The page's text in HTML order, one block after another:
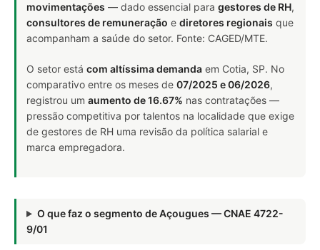
movimentações — dado essencial para gestores de RH,
consultores de remuneração e diretores regionais que
acompanham a saúde do setor. Fonte: CAGED/MTE.
O setor está com altíssima demanda em Cotia, SP. No
comparativo entre os meses de 07/2025 e 06/2026,
registrou um aumento de 16.67% nas contratações —
pressão competitiva por talentos na localidade que exige
de gestores de RH uma revisão da política salarial e
marca empregadora.
O que faz o segmento de Açougues — CNAE 4722-
9/01